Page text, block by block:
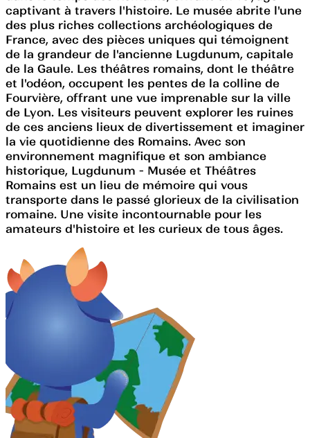
captivant à travers l'histoire. Le musée abrite l'une
des plus riches collections archéologiques de
France, avec des pièces uniques qui témoignent
de la grandeur de l'ancienne Lugdunum, capitale
de la Gaule. Les théâtres romains, dont le théâtre
et l'odéon, occupent les pentes de la colline de
Fourvière, offrant une vue imprenable sur la ville
de Lyon. Les visiteurs peuvent explorer les ruines
de ces anciens lieux de divertissement et imaginer
la vie quotidienne des Romains. Avec son
environnement magnifique et son ambiance
historique, Lugdunum - Musée et Théâtres
Romains est un lieu de mémoire qui vous
transporte dans le passé glorieux de la civilisation
romaine. Une visite incontournable pour les
amateurs d'histoire et les curieux de tous âges.